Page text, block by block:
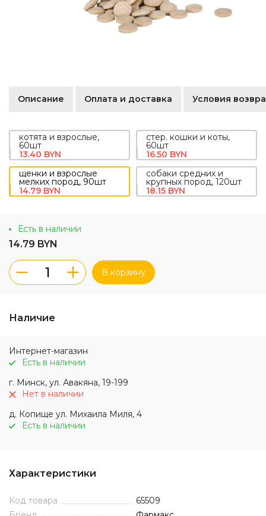
Описание Оплата и доставка Условия
котята и взрослые,
60шт
13.40 BYN
стер. кошки и коты,
60шт
16.50 BYN
щенки и взрослые
мелких пород, 90шт
14.79 BYN
собаки средних и
крупных пород, 120шт
18.15 BYN
Есть в наличии
14.79 BYN
В корзину
Наличие
Интернет-магазин
Есть в наличии
г. Минск, ул. Авакяна, 19-199
Нет в наличии
д. Копище ул. Михаила Миля, 4
Есть в наличии
Характеристики
Код товара
65509